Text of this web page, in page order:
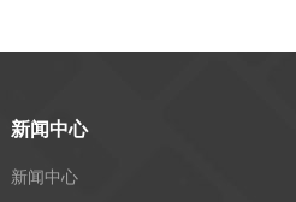
新闻中心
新闻中心